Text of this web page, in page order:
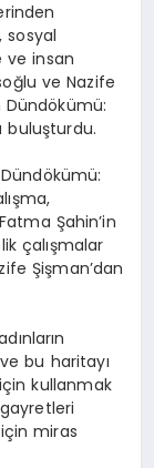
sosyal
ve insan
ve Nazife
Dündökümü:
buluşturdu.
Dündökümü:
Şahin’in
çalışmalar
Şişman’dan
bu haritayı
kullanmak
miras